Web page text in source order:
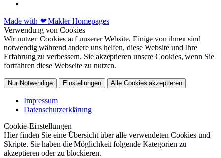
Made with ❤Makler Homepages
Verwendung von Cookies
Wir nutzen Cookies auf unserer Website. Einige von ihnen sind
notwendig während andere uns helfen, diese Website und Ihre
Erfahrung zu verbessern. Sie akzeptieren unsere Cookies, wenn Sie
fortfahren diese Webseite zu nutzen.
Nur Notwendige Einstellungen Alle Cookies akzeptieren
Impressum
Datenschutzerklärung
Cookie-Einstellungen
Hier finden Sie eine Übersicht über alle verwendeten Cookies und
Skripte. Sie haben die Möglichkeit folgende Kategorien zu
akzeptieren oder zu blockieren.